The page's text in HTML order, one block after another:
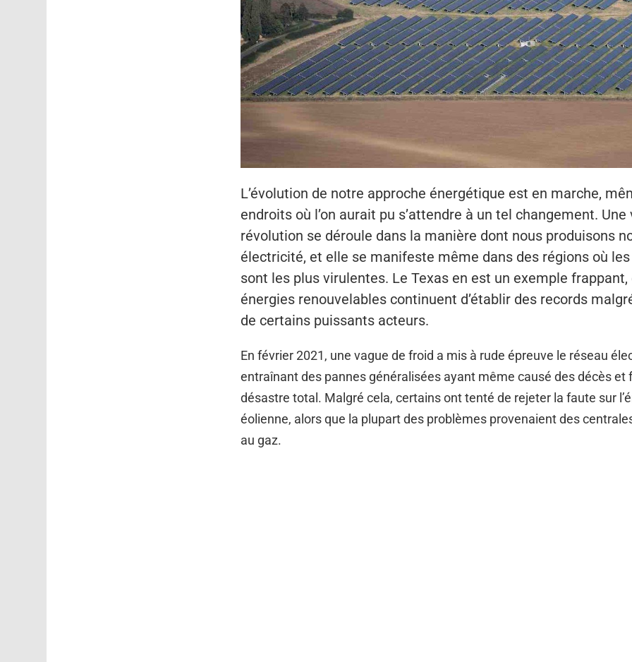
L’évolution de notre approche énergétique est en marche,
endroits où l’on aurait pu s’attendre à un tel changement.
révolution se déroule dans la manière dont nous produisons
électricité, et elle se manifeste même dans des régions où
sont les plus virulentes. Le Texas en est un exemple frappant,
énergies renouvelables continuent d’établir des records
de certains puissants acteurs.
En février 2021, une vague de froid a mis à rude épreuve le réseau
entraînant des pannes généralisées ayant même causé des décès et
désastre total. Malgré cela, certains ont tenté de rejeter la faute sur
éolienne, alors que la plupart des problèmes provenaient des
au gaz.